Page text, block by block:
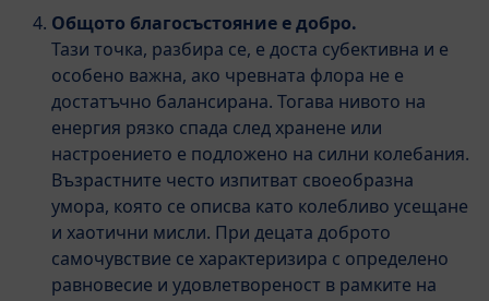
Общото благосъстояние е добро.
Тази точка, разбира се, е доста субективна и е
особено важна, ако чревната флора не е
достатъчно балансирана. Тогава нивото на
енергия рязко спада след хранене или
настроението е подложено на силни колебания.
Възрастните често изпитват своеобразна
умора, която се описва като колебливо усещане
и хаотични мисли. При децата доброто
самочувствие се характеризира с определено
равновесие и удовлетвореност в рамките на